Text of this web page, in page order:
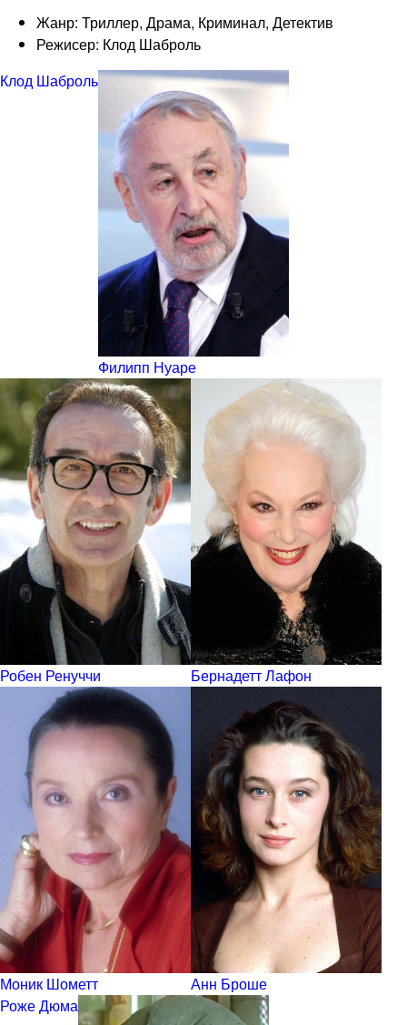
Жанр: Триллер, Драма, Криминал, Детектив
Режисер: Клод Шаброль
Клод Шаброль
Филипп Нуаре
Робен Ренуччи Бернадетт Лафон
Моник Шометт
Анн Броше
Роже Дюма